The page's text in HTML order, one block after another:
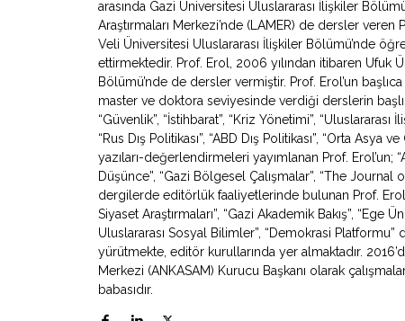
arasında Gazi Üniversitesi Uluslararası İlişkiler
Araştırmaları Merkezi’nde (LAMER) de dersler veren
Veli Üniversitesi Uluslararası İlişkiler Bölümü’nde
ettirmektedir. Prof. Erol, 2006 yılından itibaren Ufuk
Bölümü’nde de dersler vermiştir. Prof. Erol’un
master ve doktora seviyesinde verdiği derslerin
“Güvenlik”, “İstihbarat”, “Kriz Yönetimi”, “Uluslararası
“Rus Dış Politikası”, “ABD Dış Politikası”, “Orta
yazıları-değerlendirmeleri yayımlanan Prof. Erol’un;
Düşünce”, “Gazi Bölgesel Çalışmalar”, “The Journal
dergilerde editörlük faaliyetlerinde bulunan Prof. Erol,
Siyaset Araştırmaları”, “Gazi Akademik Bakış”, “Ege
Uluslararası Sosyal Bilimler”, “Demokrasi
yürütmekte, editör kurullarında yer almaktadır.
Merkezi (ANKASAM) Kurucu Başkanı olarak
babasıdır.